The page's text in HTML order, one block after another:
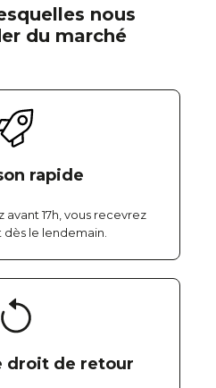
nous
du marché
rapide
17h, vous recevrez
le lendemain.
droit de retour